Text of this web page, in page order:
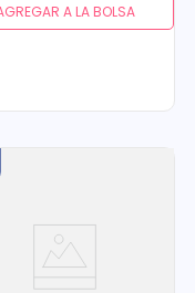
A LA BOLSA